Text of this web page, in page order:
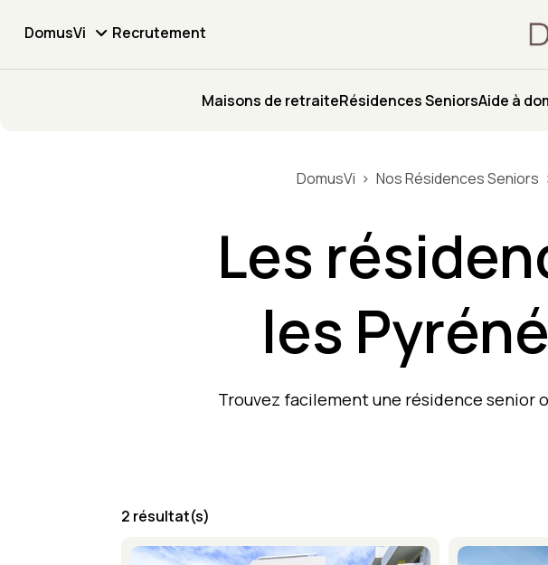
DomusVi Recrutement
Maisons de retraiteRésidences SeniorsAide à
DomusVi Nos Résidences Seniors
Les
les
Trouvez facilement une résidence senior
2 résultat(s)